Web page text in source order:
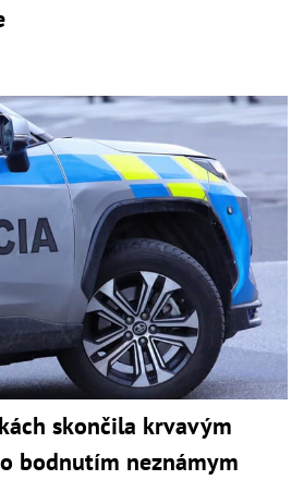
skončila krvavým
bodnutím neznámym